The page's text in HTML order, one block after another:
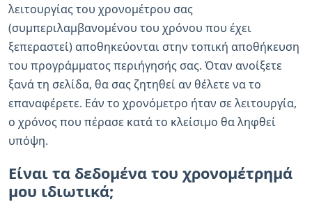
λειτουργίας του χρονομέτρου σας
(συμπεριλαμβανομένου του χρόνου που έχει
ξεπεραστεί) αποθηκεύονται στην τοπική αποθήκευση
του προγράμματος περιήγησής σας. Όταν ανοίξετε
ξανά τη σελίδα, θα σας ζητηθεί αν θέλετε να το
επαναφέρετε. Εάν το χρονόμετρο ήταν σε λειτουργία,
ο χρόνος που πέρασε κατά το κλείσιμο θα ληφθεί
υπόψη.
Είναι τα δεδομένα του χρονομέτρημά
μου ιδιωτικά;